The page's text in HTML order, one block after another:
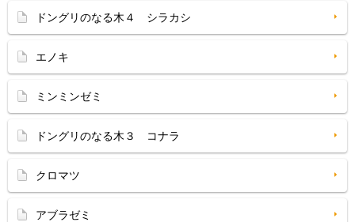
ドングリのなる木４ シラカシ
エノキ
ミンミンゼミ
ドングリのなる木３ コナラ
クロマツ
アブラゼミ